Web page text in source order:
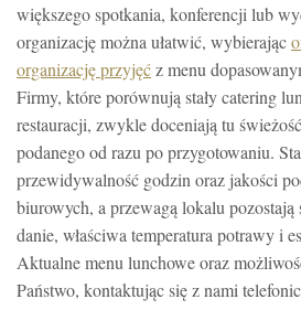
większego spotkania, konferencji lub
organizację można ułatwić, wybierając
organizację przyjęćz menu
Firmy, które porównują stały catering
restauracji, zwykle doceniają tu
podanego od razu po przygotowaniu.
przewidywalność godzin oraz jakości
biurowych, a przewagą lokalu
danie, właściwa temperatura potrawy i
Aktualne menu lunchowe oraz
Państwo, kontaktując się z nami